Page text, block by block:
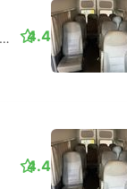
4.4
4.4